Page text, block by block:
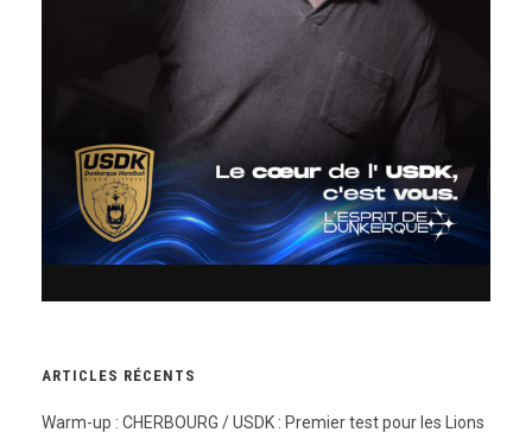
ARTICLES RÉCENTS
Warm-up : CHERBOURG / USDK : Premier test pour les Lions